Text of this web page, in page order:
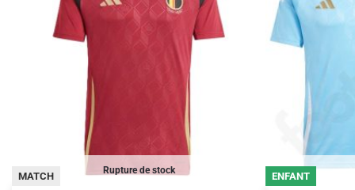
Rupture de stock
MATCH ENFANT